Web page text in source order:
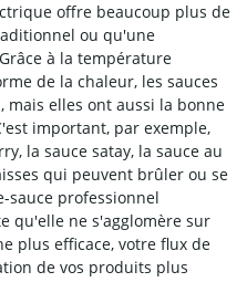
offre beaucoup plus de
ou qu'une
à la température
de la chaleur, les sauces
mais elles ont aussi la bonne
important, par exemple,
la sauce satay, la sauce au
qui peuvent brûler ou se
sauce professionnel
qu'elle ne s'agglomère sur
plus efficace, votre flux de
de vos produits plus